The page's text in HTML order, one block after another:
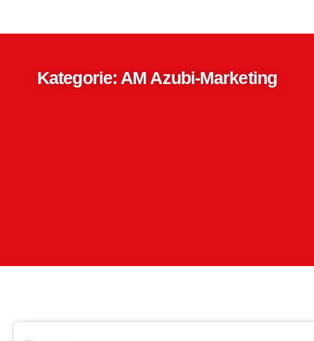
Kategorie: AM Azubi-Marketing